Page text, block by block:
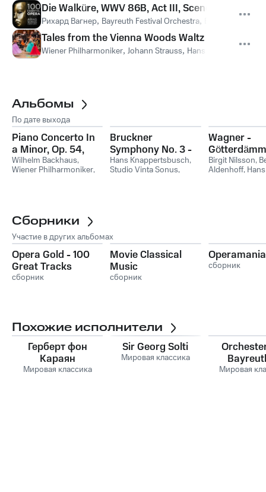
Die Walküre, WWV 86B, Act III, Scene 1:
Рихард Вагнер, Bayreuth Festival Orchestra,
Tales from the Vienna Woods Waltz
Wiener Philharmoniker, Johann Strauss, Hans Knappertsbusch
Альбомы
По дате выхода
Piano Concerto In
a Minor, Op. 54,
Schumann:
Waldszenen, Op. 82
Wilhelm Backhaus,
Wiener Philharmoniker,
Bruckner
Symphony No. 3 -
1960 live recording
Hans Knappertsbusch,
Studio Vinta Sonus,
Wagner -
Birgit Nilsson,
Aldenhoff, Hans
Сборники
Участие в других альбомах
Opera Gold - 100
Great Tracks
сборник
Movie Classical
Music
сборник
Operamania
сборник
Похожие исполнители
Герберт фон
Караян
Мировая классика
Sir Georg Solti
Мировая классика
Мировая